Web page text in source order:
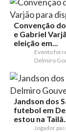
Convenção
e Gabriel
eleição em...
Evento foi
Delmiro
Jandson dos
futebol em
estou na
Jogador